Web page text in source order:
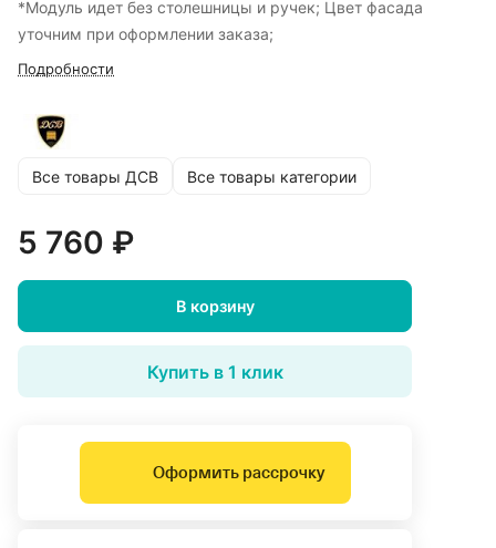
*Модуль идет без столешницы и ручек; Цвет фасада
уточним при оформлении заказа;
Подробности
Все товары ДСВ Все товары категории
5 760 ₽
В корзину
Купить в 1 клик
Оформить рассрочку